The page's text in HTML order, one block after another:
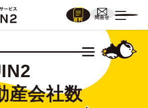
資料
問合せ
産会社数